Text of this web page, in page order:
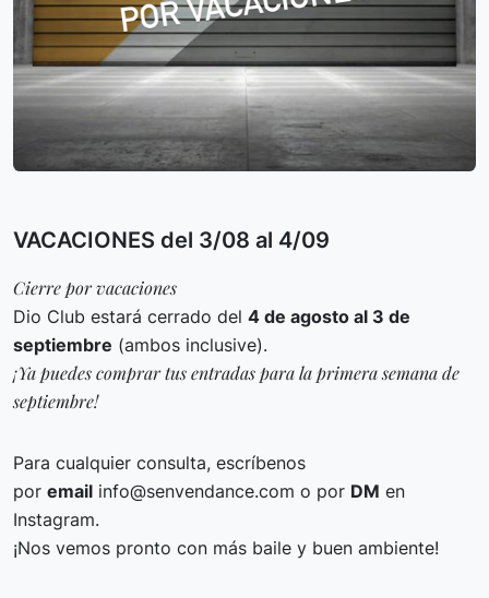
VACACIONES del 3/08 al 4/09
Cierre por vacaciones
Dio Club estará cerrado del 4 de agosto al 3 de
septiembre (ambos inclusive).
¡Ya puedes comprar tus entradas para la primera semana de
septiembre!
Para cualquier consulta, escríbenos
por email info@senvendance.com o por DM en
Instagram.
¡Nos vemos pronto con más baile y buen ambiente!